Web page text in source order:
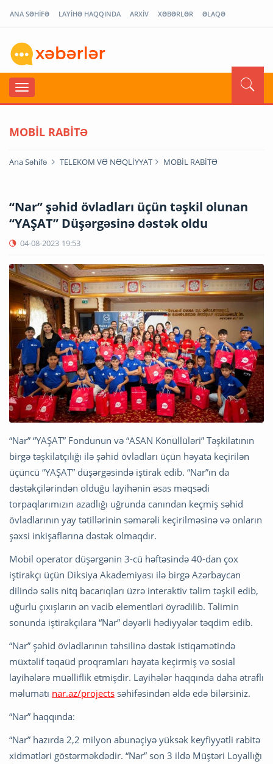
ANA SƏHİFƏ LAYİHƏ HAQQINDA ARXİV XƏBƏRLƏR ƏLAQƏ
MOBİL RABİTƏ
Ana Səhifə TELEKOM VƏ NƏQLİYYAT MOBİL RABİTƏ
“Nar” şəhid övladları üçün təşkil olunan
“YAŞAT” Düşərgəsinə dəstək oldu
04-08-2023 19:53
“Nar” “YAŞAT” Fondunun və “ASAN Könüllüləri” Təşkilatının
birgə təşkilatçılığı ilə şəhid övladları üçün həyata keçirilən
üçüncü “YAŞAT” düşərgəsində iştirak edib. “Nar”ın da
dəstəkçilərindən olduğu layihənin əsas məqsədi
torpaqlarımızın azadlığı uğrunda canından keçmiş səhid
övladlarının yay tətillərinin səmərəli keçirilməsinə və onların
şəxsi inkişaflarına dəstək olmaqdır.
Mobil operator düşərgənin 3-cü həftəsində 40-dan çox
iştirakçı üçün Diksiya Akademiyası ilə birgə Azərbaycan
dilində səlis nitq bacarıqları üzrə interaktiv təlim təşkil edib,
uğurlu çıxışların ən vacib elementləri öyrədilib. Təlimin
sonunda iştirakçılara “Nar” dəyərli hədiyyələr təqdim edib.
“Nar” şəhid övladlarının təhsilinə dəstək istiqamətində
müxtəlif təqaüd proqramları həyata keçirmiş və sosial
layihələrə müəlliflik etmişdir. Layihələr haqqında daha ətraflı
məlumatı nar.az/projects səhifəsindən əldə edə bilərsiniz.
“Nar” haqqında:
“Nar” hazırda 2,2 milyon abunəçiyə yüksək keyfiyyətli rabitə
xidmətləri göstərməkdədir. “Nar” son 3 ildə Müştəri Loyallığı